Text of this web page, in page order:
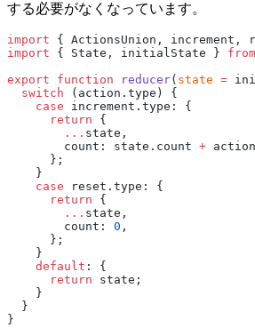
する必要がなくなっています。
import { ActionsUnion, increment,
import { State, initialState } from
export function reducer( state =
  switch
(action.type) {
    case
increment.type: {
      return
{
        ...
state,
        count: state.count
+
      };
    }
    case
reset.type: {
      return
{
        ...
state,
        count:
0 ,
      };
    }
    default
: {
      return
state;
    }
  }
}